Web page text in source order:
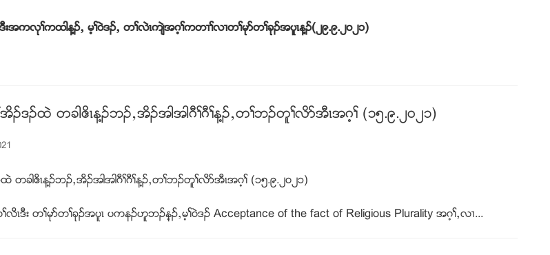
ကလုႈကထါန႔ဥယ မ့ႈ၀ဲဒဥယ တႈလဲၚက်ဲအဂ့ႈကတ႕ႈလ႕တႈမုဏတႈခုဥအပူၚန႔ဥ(၂၉.၉.၂၀၂၁)
ဒဥထဲ တခါဧိၚန႔ဥဘဥယအိဥအါအါဂီႈဂီႈန႔ဥယတႈဘဥတူႈလိဏအီၚအဂ့ႈ (၁၅.၉.၂၀၂၁)
ခါဧိၚန႔ဥဘဥယအိဥအါအါဂီႈဂီႈန႔ဥယတႈဘဥတူႈလိဏအီၚအဂ့ႈ (၁၅.၉.၂၀၂၁)
ဒီး တႈမုဏတႈခုဥအပူၚ ပကနဥဟူဘဥန့ဥယမ့ႈ၀ဲဒဥ Acceptance of the fact of Religious Plurality အဂ့ႈယလ႕...